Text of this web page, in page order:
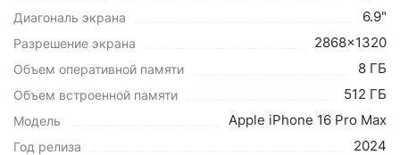
Диагональ экрана 6.9"
Разрешение экрана 2868x1320
Объем оперативной памяти 8 ГБ
Объем встроенной памяти 512 ГБ
Модель Apple iPhone 16 Pro Max
Год релиза 2024